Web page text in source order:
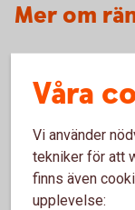
Mer om
marknadspris.
Lägsta
Ett ramavtal
Premien
Räntetak
Floors.
Våra
Vi använder
tekniker för att
finns även
upplevelse: